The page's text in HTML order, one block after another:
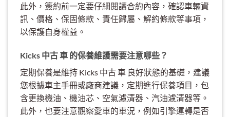
此外，簽約前一定要仔細閱讀合約內容，確認車輛資
訊、價格、保固條款、責任歸屬、解約條款等事項，
以保護自身權益。
Kicks 中古 車 的保養維護需要注意哪些？
定期保養是維持 Kicks 中古 車 良好狀態的基礎，建議
您根據車主手冊或廠商建議，定期進行保養項目，包
含更換機油、機油芯、空氣濾清器、汽油濾清器等。
此外，也要注意觀察愛車的車況，例如引擎運轉是否